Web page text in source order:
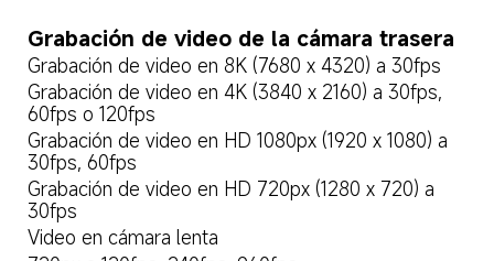
Grabación de video de la cámara trasera
Grabación de video en 8K (7680 x 4320) a 30fps
Grabación de video en 4K (3840 x 2160) a 30fps,
60fps o 120fps
Grabación de video en HD 1080px (1920 x 1080) a
30fps, 60fps
Grabación de video en HD 720px (1280 x 720) a
30fps
Video en cámara lenta